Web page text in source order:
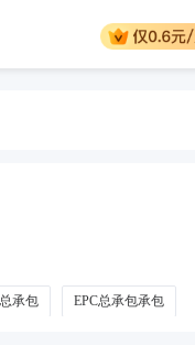
承包 EPC总承包承包